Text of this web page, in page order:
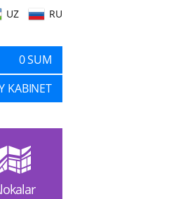
UZ RU
0 SUM
KABINET